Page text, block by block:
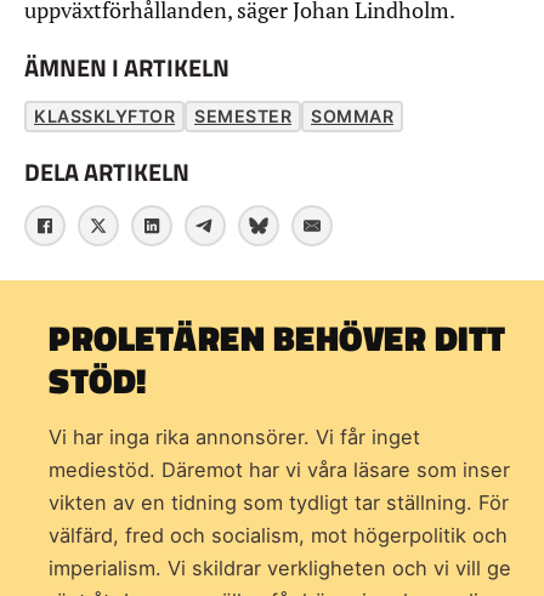
uppväxtförhållanden, säger Johan Lindholm.
ÄMNEN I ARTIKELN
KLASSKLYFTOR SEMESTER SOMMAR
DELA ARTIKELN
PROLETÄREN BEHÖVER DITT
STÖD!
Vi har inga rika annonsörer. Vi får inget
mediestöd. Däremot har vi våra läsare som inser
vikten av en tidning som tydligt tar ställning. För
välfärd, fred och socialism, mot högerpolitik och
imperialism. Vi skildrar verkligheten och vi vill ge